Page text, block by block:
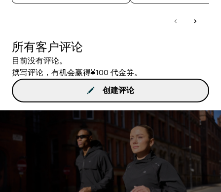
所有客户评论
目前没有评论。
撰写评论，有机会赢得¥100 代金券。
创建评论